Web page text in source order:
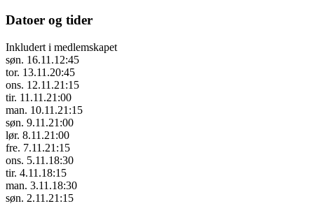
Datoer og tider
Inkludert i medlemskapet
søn. 16.11.12:45
tor. 13.11.20:45
ons. 12.11.21:15
tir. 11.11.21:00
man. 10.11.21:15
søn. 9.11.21:00
lør. 8.11.21:00
fre. 7.11.21:15
ons. 5.11.18:30
tir. 4.11.18:15
man. 3.11.18:30
søn. 2.11.21:15